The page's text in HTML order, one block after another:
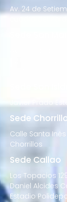
Av. 24 de
cuadra del
Av. Francisco
02 (Esquina
Javier Prado
Sede
Calle Santa Inés
Chorrillos
Sede Callao
Los Topacios
Daniel Alcides
Estadio